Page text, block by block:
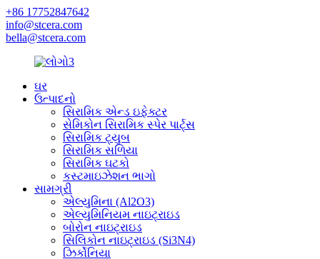
+86 17752847642
info@stcera.com
bella@stcera.com
ઘર
ઉત્પાદનો
સિરામિક એન્ડ ઇફેક્ટર
સેમિકોન સિરામિક સ્પેર પાર્ટ્સ
સિરામિક ટ્યુબ
સિરામિક સળિયા
સિરામિક ઘટકો
કસ્ટમાઇઝેશન ભાગો
સામગ્રી
એલ્યુમિના (Al2O3)
એલ્યુમિનિયમ નાઇટ્રાઇડ
બોરોન નાઇટ્રાઇડ
સિલિકોન નાઇટ્રાઇડ (Si3N4)
ઝિર્કોનિયા